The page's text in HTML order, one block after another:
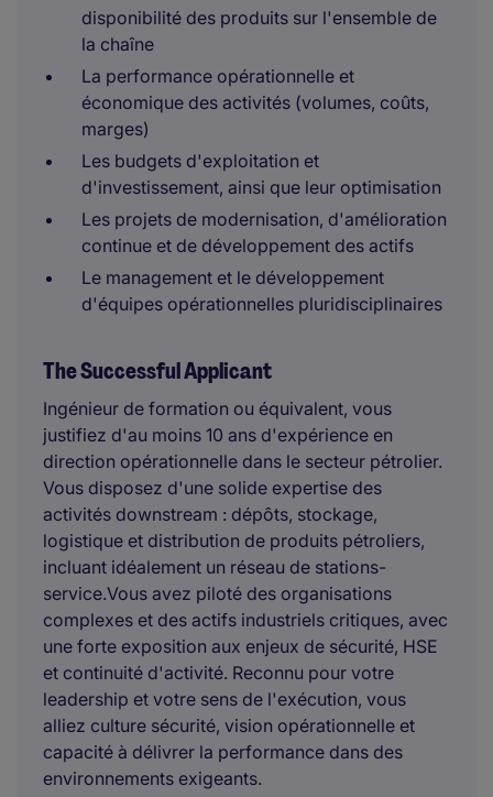
disponibilité des produits sur l'ensemble de
la chaîne
La performance opérationnelle et
économique des activités (volumes, coûts,
marges)
Les budgets d'exploitation et
d'investissement, ainsi que leur optimisation
Les projets de modernisation, d'amélioration
continue et de développement des actifs
Le management et le développement
d'équipes opérationnelles pluridisciplinaires
The Successful Applicant
Ingénieur de formation ou équivalent, vous
justifiez d'au moins 10 ans d'expérience en
direction opérationnelle dans le secteur pétrolier.
Vous disposez d'une solide expertise des
activités downstream : dépôts, stockage,
logistique et distribution de produits pétroliers,
incluant idéalement un réseau de stations-
service.Vous avez piloté des organisations
complexes et des actifs industriels critiques, avec
une forte exposition aux enjeux de sécurité, HSE
et continuité d'activité. Reconnu pour votre
leadership et votre sens de l'exécution, vous
alliez culture sécurité, vision opérationnelle et
capacité à délivrer la performance dans des
environnements exigeants.